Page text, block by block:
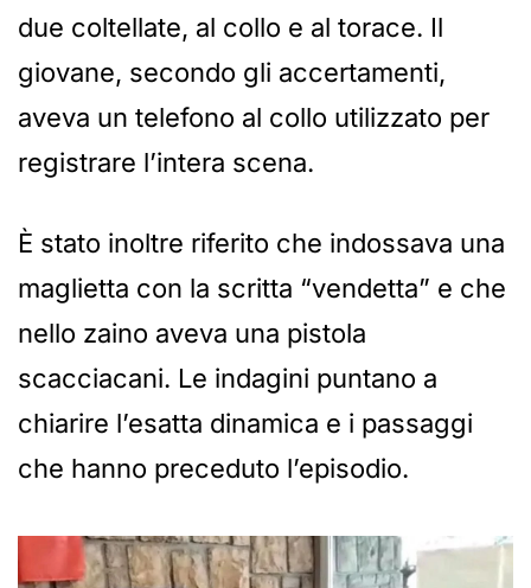
due coltellate, al collo e al torace. Il
giovane, secondo gli accertamenti,
aveva un telefono al collo utilizzato per
registrare l’intera scena.
È stato inoltre riferito che indossava una
maglietta con la scritta “vendetta” e che
nello zaino aveva una pistola
scacciacani. Le indagini puntano a
chiarire l’esatta dinamica e i passaggi
che hanno preceduto l’episodio.